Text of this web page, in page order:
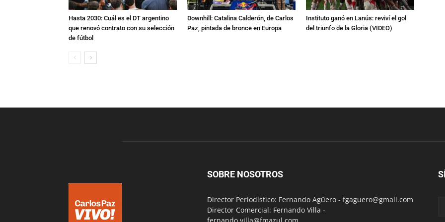
Hasta 2030: Cuál es el DT argentino
que renovó contrato con su selección
de fútbol
Downhill: Catalina Calderón, de Carlos
Paz, pintada de bronce en Europa
Instituto ganó en Lanús: reviví el gol
del triunfo de la Gloria (VIDEO)
SOBRE NOSOTROS
Director Periodístico: Fernando Agüero - fgaguero@gmail.com
Director Comercial: Fernando Villa -
fernando.villa@fmazul.com